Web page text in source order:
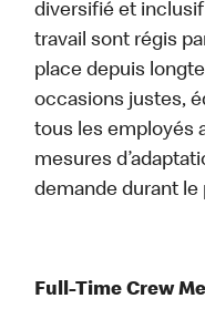
diversifié et
travail sont régis
place depuis
occasions justes,
tous les employés
mesures
demande durant le
Full-Time Crew